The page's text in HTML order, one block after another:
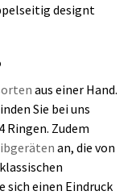
designt
aus einer Hand.
Sie bei uns
Ringen. Zudem
an, die von
sich einen Eindruck